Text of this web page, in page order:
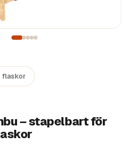
– stapelbart för
flaskor